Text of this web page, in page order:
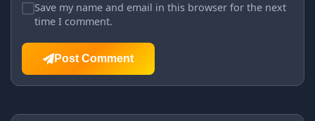
Save my name and email in this browser for the next
time I comment.
Post Comment